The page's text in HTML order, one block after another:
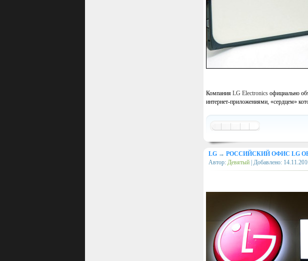
Компания LG Electronics официально
интернет-приложениями, «сердцем»
LG → РОССИЙСКИЙ ОФИС LG
Автор: Девятый | Добавлено: